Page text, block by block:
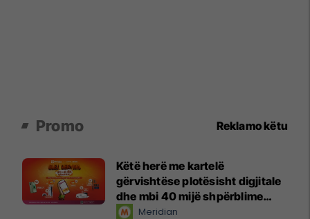
Promo Reklamo këtu
Këtë herë me kartelë
gërvishtëse plotësisht digjitale
dhe mbi 40 mijë shpërblime
instant!Meridian